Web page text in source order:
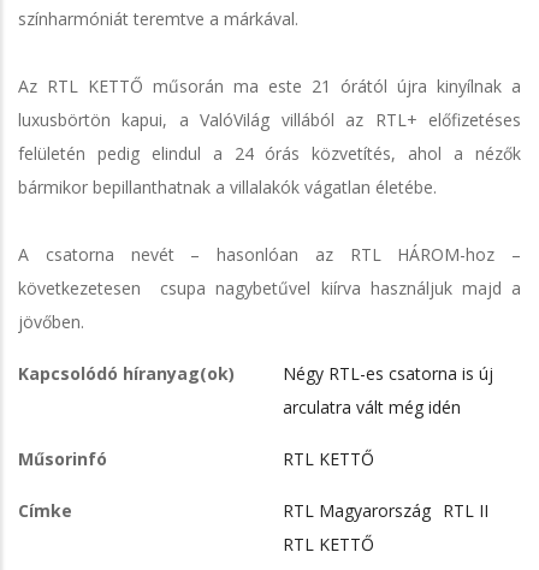
színharmóniát teremtve a márkával.
Az RTL KETTŐ műsorán ma este 21 órától újra kinyílnak a
luxusbörtön kapui, a ValóVilág villából az RTL+ előfizetéses
felületén pedig elindul a 24 órás közvetítés, ahol a nézők
bármikor bepillanthatnak a villalakók vágatlan életébe.
A csatorna nevét – hasonlóan az RTL HÁROM-hoz –
következetesen csupa nagybetűvel kiírva használjuk majd a
jövőben.
Kapcsolódó híranyag(ok)
Négy RTL-es csatorna is új
arculatra vált még idén
Műsorinfó RTL KETTŐ
Címke RTL Magyarország RTL II
RTL KETTŐ